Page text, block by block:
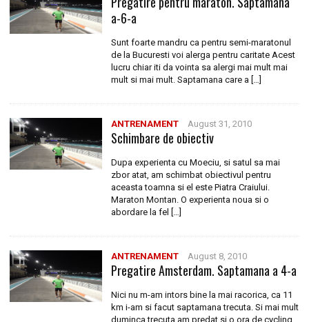
a-6-a
Sunt foarte mandru ca pentru semi-maratonul
de la Bucuresti voi alerga pentru caritate Acest
lucru chiar iti da vointa sa alergi mai mult mai
mult si mai mult. Saptamana care a […]
ANTRENAMENT August 31, 2010
Schimbare de obiectiv
Dupa experienta cu Moeciu, si satul sa mai
zbor atat, am schimbat obiectivul pentru
aceasta toamna si el este Piatra Craiului.
Maraton Montan. O experienta noua si o
abordare la fel […]
ANTRENAMENT August 8, 2010
Pregatire Amsterdam. Saptamana a 4-a
Nici nu m-am intors bine la mai racorica, ca 11
km i-am si facut saptamana trecuta. Si mai mult
duminca trecuta am predat si o ora de cycling,